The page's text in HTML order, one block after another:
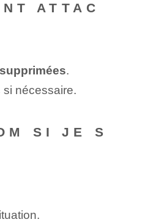
ATTAC
.
si nécessaire.
SI JE S